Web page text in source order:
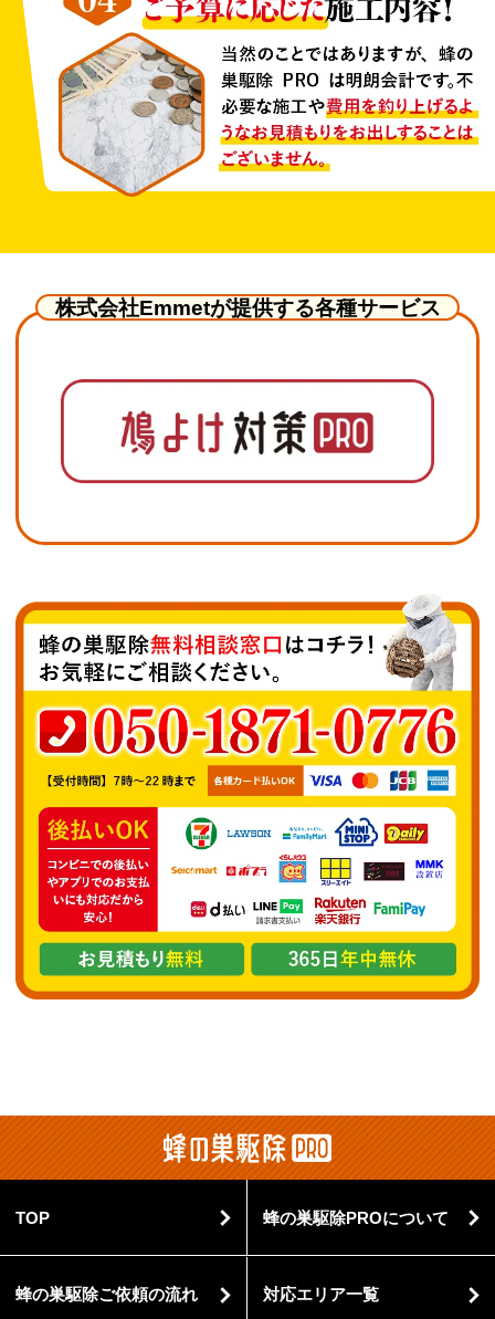
株式会社Emmetが提供する各種サービス
TOP 蜂の巣駆除PROについて
蜂の巣駆除ご依頼の流れ 対応エリア一覧